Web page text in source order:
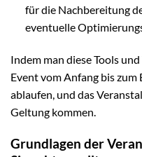
für die Nachbereitung
eventuelle
Indem man diese Tools
Event vom Anfang bis
ablaufen, und das
Geltung kommen.
Grundlagen der